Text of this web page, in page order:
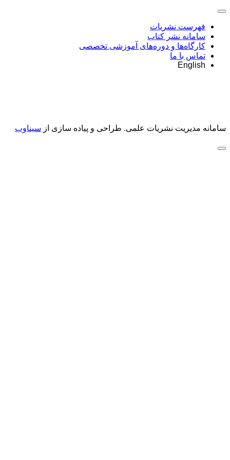
فهرست نشریات
سامانه نشر کتاب
کارگاه‌ها و دوره‌های آموزشی تخصصی
تماس با ما
English
سامانه مدیریت نشریات علمی. طراحی و پیاده سازی از سیناوب